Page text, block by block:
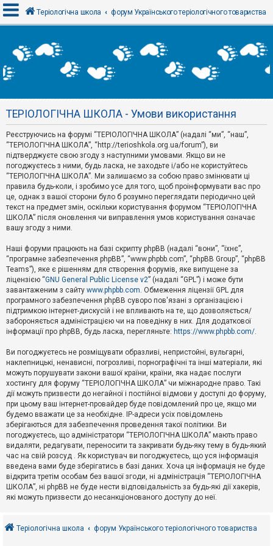
х
і
Р
є
с
т
р
а
ц
я
Т
м
и
б
е
з
в
і
д
п
о
в
д
й
А
к
т
и
в
н
т
е
м
и
о
Теріологічна школа форум Українського теріологічного товариства
ТЕРІОЛОГІЧНА ШКОЛА - Умови використання
Реєструючись на форумі “ТЕРІОЛОГІЧНА ШКОЛА” (надалі “ми”, “наш”,
“ТЕРІОЛОГІЧНА ШКОЛА”, “http://terioshkola.org.ua/forum”), ви
підтверджуєте свою згоду з наступними умовами. Якщо ви не
погоджуєтесь з ними, будь ласка, не заходьте і/або не користуйтесь
“ТЕРІОЛОГІЧНА ШКОЛА”. Ми залишаємо за собою право змінювати ці
правила будь-коли, і зробимо усе для того, щоб проінформувати вас про
це, однак з вашої сторони було б розумно переглядати періодично цей
текст на предмет змін, оскільки користування форумом “ТЕРІОЛОГІЧНА
ШКОЛА” після оновлення чи виправлення умов користування означає
вашу згоду з ними.
Наші форуми працюють на базі скрипту phpBB (надалі “вони”, “їхнє”,
“програмне забезпечення phpBB”, “www.phpbb.com”, “phpBB Group”, “phpBB
Teams”), яке є рішенням для створення форумів, яке випущене за
ліцензією “GNU General Public License v2” (надалі “GPL”) і може бути
завантаженим з сайту www.phpbb.com. Обмеження ліцензії GPL для
програмного забезпечення phpBB суворо пов'язані з організацією і
підтримкою інтернет-дискусій і не впливають на те, що дозволяється/
забороняється адміністрацією чи на поведінку в них. Для додаткової
інформації про phpBB, будь ласка, перегляньте: https://www.phpbb.com/.
Ви погоджуєтесь не розміщувати образливі, непристойні, вульгарні,
наклепницькі, ненависні, погрозливі, порнографічні та інші матеріали, які
можуть порушувати закони вашої країни, країни, яка надає послуги
хостингу для форуму “ТЕРІОЛОГІЧНА ШКОЛА” чи міжнародне право. Такі
дії можуть призвести до негайної і постійної відмови у доступі до форуму,
при цьому ваш інтернет-провайдер буде повідомлений про це, якщо ми
будемо вважати це за необхідне. IP-адреси усіх повідомлень
зберігаються для забезпечення проведення такої політики. Ви
погоджуєтесь, що адміністратори “ТЕРІОЛОГІЧНА ШКОЛА” мають право
видаляти, редагувати, переносити та закривати будь-яку тему в будь-який
час на свій розсуд . Як користувач ви погоджуєтесь, що уся інформація
введена вами буде зберігатись в базі даних. Хоча ця інформація не буде
відкрита третім особам без вашої згоди, ні адміністрація “ТЕРІОЛОГІЧНА
ШКОЛА”, ні phpBB не буде нести відповідальність за будь-які дії хакерів,
які можуть призвести до несанкціонованого доступу до неї.
Теріологічна школа форум Українського теріологічного товариства